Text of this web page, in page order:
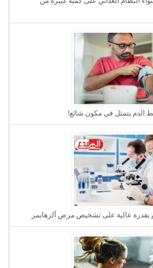
الدم يتمثل في مكون شائع!
بقدرة عالية على تشخيص مرض ألزهايمر